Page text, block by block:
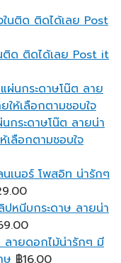
ติด ติดได้เลย Post it
กระดาษโน๊ต ลายน่า
ลือกตามชอบใจ
เนอร์ โพสอิท น่ารักๆ
หนีบกระดาษ ลายน่า
ลายดอกไม้น่ารักๆ มี
ษ ฿16.00